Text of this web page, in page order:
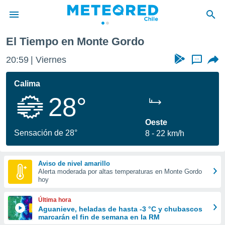
de
por
que se
calidad.
a este
las
y
forma
digital
basada
El Tiempo en Monte Gordo
20:59 Viernes ...
Calima
28°
Sensación de 28°
Oeste
8
22 km/h
Aviso de nivel amarillo
Alerta moderada por altas temperaturas en Monte Gordo
hoy
Última hora
Aguanieve, heladas de hasta -3 °C y chubascos
marcarán el fin de semana en la RM